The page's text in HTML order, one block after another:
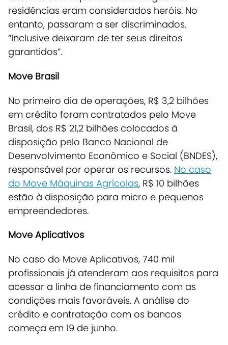
residências eram considerados heróis. No
entanto, passaram a ser discriminados.
“Inclusive deixaram de ter seus direitos
garantidos”.
Move Brasil
No primeiro dia de operações, R$ 3,2 bilhões
em crédito foram contratados pelo Move
Brasil, dos R$ 21,2 bilhões colocados à
disposição pelo Banco Nacional de
Desenvolvimento Econômico e Social (BNDES),
responsável por operar os recursos. No caso
do Move Máquinas Agrícolas, R$ 10 bilhões
estão à disposição para micro e pequenos
empreendedores.
Move Aplicativos
No caso do Move Aplicativos, 740 mil
profissionais já atenderam aos requisitos para
acessar a linha de financiamento com as
condições mais favoráveis. A análise do
crédito e contratação com os bancos
começa em 19 de junho.